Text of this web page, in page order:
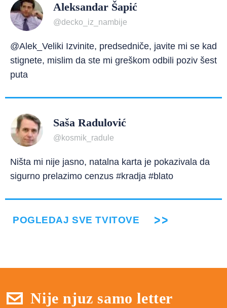
Aleksandar Šapić
@decko_iz_nambije
@Alek_Veliki Izvinite, predsedniče, javite mi se kad
stignete, mislim da ste mi greškom odbili poziv šest
puta
Saša Radulović
@kosmik_radule
Ništa mi nije jasno, natalna karta je pokazivala da
sigurno prelazimo cenzus #kradja #blato
POGLEDAJ SVE TVITOVE
Nije njuz samo letter